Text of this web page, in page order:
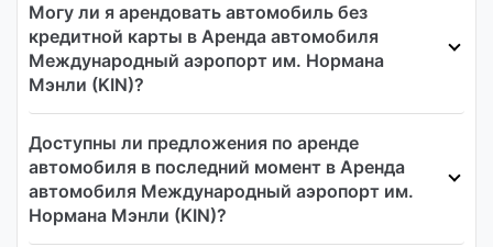
Могу ли я арендовать автомобиль без
кредитной карты в Аренда автомобиля
Международный аэропорт им. Нормана
Мэнли (KIN)?
Доступны ли предложения по аренде
автомобиля в последний момент в Аренда
автомобиля Международный аэропорт им.
Нормана Мэнли (KIN)?